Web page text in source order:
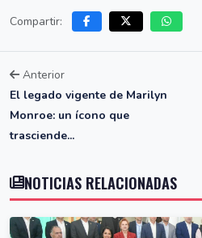
Compartir:
Anterior
El legado vigente de Marilyn
Monroe: un ícono que
trasciende...
NOTICIAS RELACIONADAS